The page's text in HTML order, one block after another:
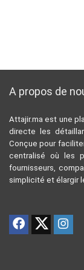
A propos de
Attajir.ma est une
directe les
Conçue pour
centralisé où les
fournisseurs,
simplicité et élargir